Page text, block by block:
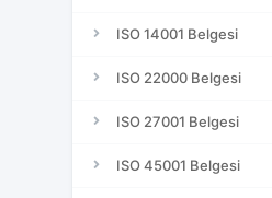
ISO 14001 Belgesi
ISO 22000 Belgesi
ISO 27001 Belgesi
ISO 45001 Belgesi